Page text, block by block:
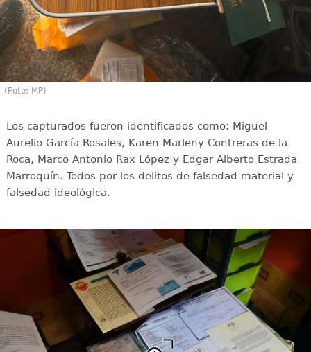
(Foto: MP)
Los capturados fueron identificados como: Miguel
Aurelio García Rosales, Karen Marleny Contreras de la
Roca, Marco Antonio Rax López y Edgar Alberto Estrada
Marroquín. Todos por los delitos de falsedad material y
falsedad ideológica.